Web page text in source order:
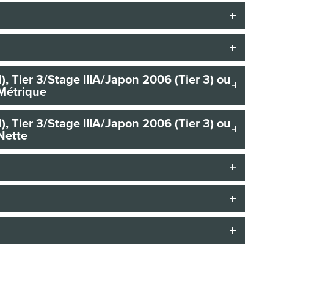
Tier 3/Stage IIIA/Japon 2006 (Tier 3) ou
Tier 3/Stage IIIA/Japon 2006 (Tier 3) ou